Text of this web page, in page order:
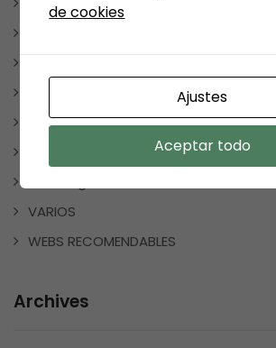
REGALOSPERSONALIZADOS
VARIOS
WEBS RECOMENDABLES
Archives
de cookies
Ajustes
Aceptar todo